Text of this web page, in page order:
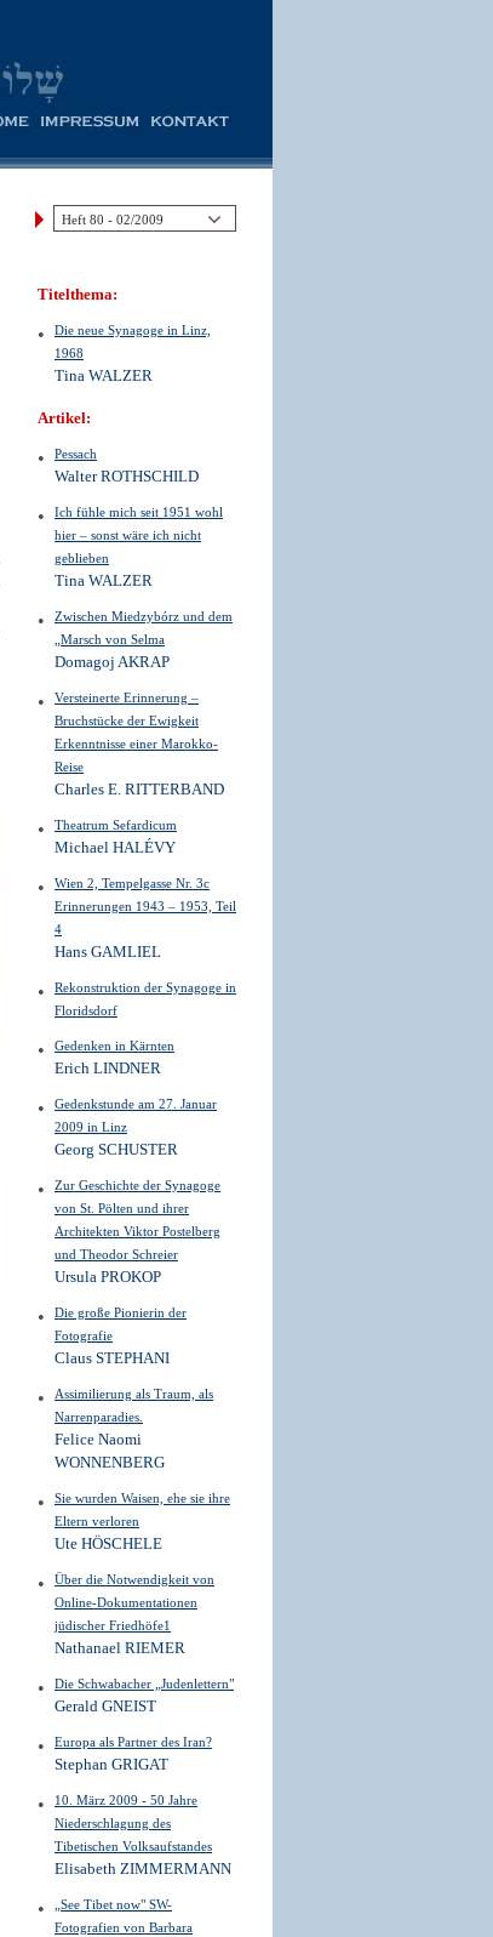
Titelthema:
Die neue Synagoge in Linz,
1968
Tina WALZER
Artikel:
Pessach
Walter ROTHSCHILD
Ich fühle mich seit 1951 wohl
hier – sonst wäre ich nicht
geblieben
Tina WALZER
Zwischen Miedzybórz und dem
„Marsch von Selma
Domagoj AKRAP
Versteinerte Erinnerung –
Bruchstücke der Ewigkeit
Erkenntnisse einer Marokko-
Reise
Charles E. RITTERBAND
Theatrum Sefardicum
Michael HALÉVY
Wien 2, Tempelgasse Nr. 3c
Erinnerungen 1943 – 1953, Teil
4
Hans GAMLIEL
Rekonstruktion der Synagoge in
Floridsdorf
Gedenken in Kärnten
Erich LINDNER
Gedenkstunde am 27. Januar
2009 in Linz
Georg SCHUSTER
Zur Geschichte der Synagoge
von St. Pölten und ihrer
Architekten Viktor Postelberg
und Theodor Schreier
Ursula PROKOP
Die große Pionierin der
Fotografie
Claus STEPHANI
Assimilierung als Traum, als
Narrenparadies.
Felice Naomi
WONNENBERG
Sie wurden Waisen, ehe sie ihre
Eltern verloren
Ute HÖSCHELE
Über die Notwendigkeit von
Online-Dokumentationen
jüdischer Friedhöfe1
Nathanael RIEMER
Die Schwabacher „Judenlettern"
Gerald GNEIST
Europa als Partner des Iran?
Stephan GRIGAT
10. März 2009 - 50 Jahre
Niederschlagung des
Tibetischen Volksaufstandes
Elisabeth ZIMMERMANN
„See Tibet now" SW-
Fotografien von Barbara